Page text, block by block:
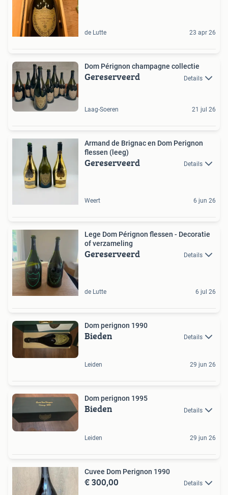
de Lutte 23 apr 26
Dom Pérignon champagne collectie
Gereserveerd Details
Laag-Soeren 21 jul 26
Armand de Brignac en Dom Perignon
flessen (leeg)
Gereserveerd Details
Weert 6 jun 26
Lege Dom Pérignon flessen - Decoratie
of verzameling
Gereserveerd Details
de Lutte 6 jul 26
Dom perignon 1990
Bieden Details
Leiden 29 jun 26
Dom perignon 1995
Bieden Details
Leiden 29 jun 26
Cuvee Dom Perignon 1990
€ 300,00 Details